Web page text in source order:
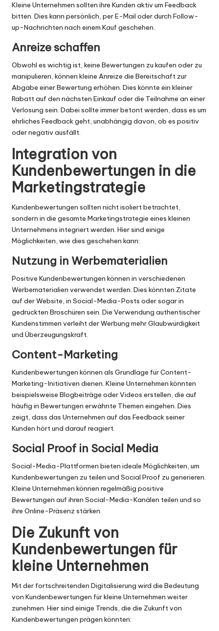
Kleine Unternehmen sollten ihre Kunden aktiv um Feedback
bitten. Dies kann persönlich, per E-Mail oder durch Follow-
up-Nachrichten nach einem Kauf geschehen.
Anreize schaffen
Obwohl es wichtig ist, keine Bewertungen zu kaufen oder zu
manipulieren, können kleine Anreize die Bereitschaft zur
Abgabe einer Bewertung erhöhen. Dies könnte ein kleiner
Rabatt auf den nächsten Einkauf oder die Teilnahme an einer
Verlosung sein. Dabei sollte immer betont werden, dass es um
ehrliches Feedback geht, unabhängig davon, ob es positiv
oder negativ ausfällt.
Integration von
Kundenbewertungen in die
Marketingstrategie
Kundenbewertungen sollten nicht isoliert betrachtet,
sondern in die gesamte Marketingstrategie eines kleinen
Unternehmens integriert werden. Hier sind einige
Möglichkeiten, wie dies geschehen kann:
Nutzung in Werbematerialien
Positive Kundenbewertungen können in verschiedenen
Werbematerialien verwendet werden. Dies könnten Zitate
auf der Website, in Social-Media-Posts oder sogar in
gedruckten Broschüren sein. Die Verwendung authentischer
Kundenstimmen verleiht der Werbung mehr Glaubwürdigkeit
und Überzeugungskraft.
Content-Marketing
Kundenbewertungen können als Grundlage für Content-
Marketing-Initiativen dienen. Kleine Unternehmen könnten
beispielsweise Blogbeiträge oder Videos erstellen, die auf
häufig in Bewertungen erwähnte Themen eingehen. Dies
zeigt, dass das Unternehmen auf das Feedback seiner
Kunden hört und darauf reagiert.
Social Proof in Social Media
Social-Media-Plattformen bieten ideale Möglichkeiten, um
Kundenbewertungen zu teilen und Social Proof zu generieren.
Kleine Unternehmen können regelmäßig positive
Bewertungen auf ihren Social-Media-Kanälen teilen und so
ihre Online-Präsenz stärken.
Die Zukunft von
Kundenbewertungen für
kleine Unternehmen
Mit der fortschreitenden Digitalisierung wird die Bedeutung
von Kundenbewertungen für kleine Unternehmen weiter
zunehmen. Hier sind einige Trends, die die Zukunft von
Kundenbewertungen prägen könnten: